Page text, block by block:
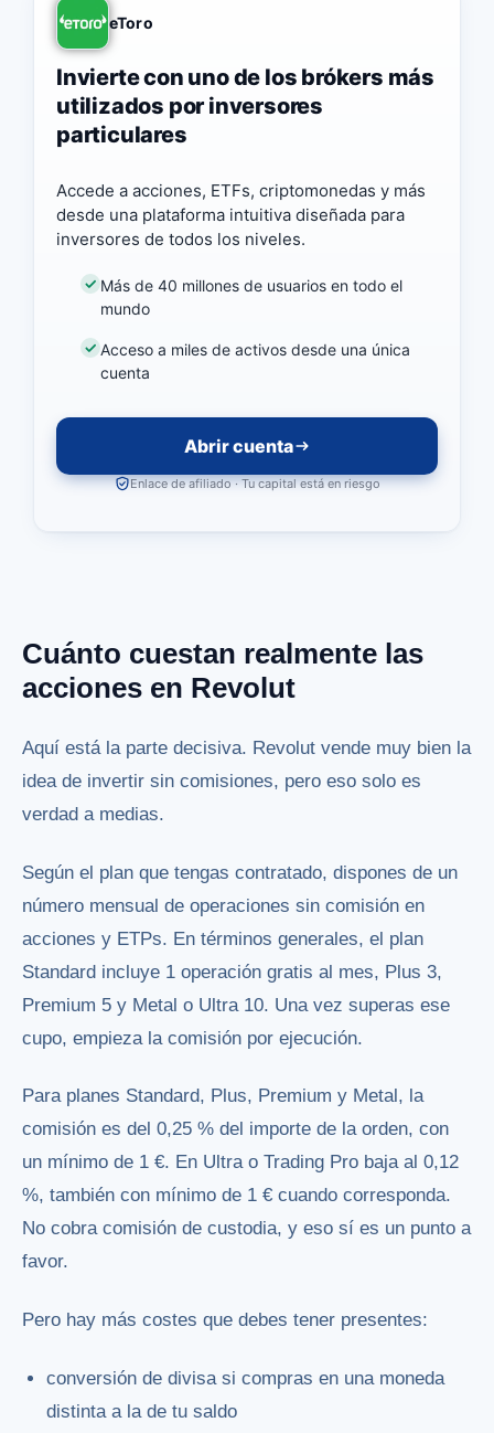
eToro
Invierte con uno de los brókers más
utilizados por inversores
particulares
Accede a acciones, ETFs, criptomonedas y más
desde una plataforma intuitiva diseñada para
inversores de todos los niveles.
Más de 40 millones de usuarios en todo el
mundo
Acceso a miles de activos desde una única
cuenta
Abrir cuenta
Enlace de afiliado · Tu capital está en riesgo
Cuánto cuestan realmente las
acciones en Revolut
Aquí está la parte decisiva. Revolut vende muy bien la
idea de invertir sin comisiones, pero eso solo es
verdad a medias.
Según el plan que tengas contratado, dispones de un
número mensual de operaciones sin comisión en
acciones y ETPs. En términos generales, el plan
Standard incluye 1 operación gratis al mes, Plus 3,
Premium 5 y Metal o Ultra 10. Una vez superas ese
cupo, empieza la comisión por ejecución.
Para planes Standard, Plus, Premium y Metal, la
comisión es del 0,25 % del importe de la orden, con
un mínimo de 1 €. En Ultra o Trading Pro baja al 0,12
%, también con mínimo de 1 € cuando corresponda.
No cobra comisión de custodia, y eso sí es un punto a
favor.
Pero hay más costes que debes tener presentes:
conversión de divisa si compras en una moneda
distinta a la de tu saldo